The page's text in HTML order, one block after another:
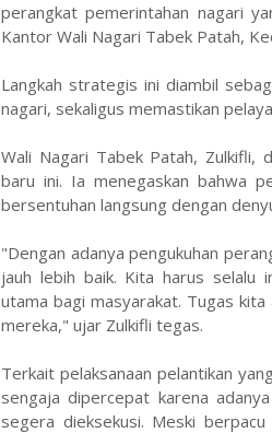
perangkat pemerintahan nagari
Kantor Wali Nagari Tabek Patah,
​Langkah strategis ini diambil
nagari, sekaligus memastikan
​Wali Nagari Tabek Patah, Zulkifli,
baru ini. Ia menegaskan bahwa
bersentuhan langsung dengan
​"Dengan adanya pengukuhan
jauh lebih baik. Kita harus selalu
utama bagi masyarakat. Tugas
mereka," ujar Zulkifli tegas.
​Terkait pelaksanaan pelantikan
sengaja dipercepat karena
segera dieksekusi. Meski